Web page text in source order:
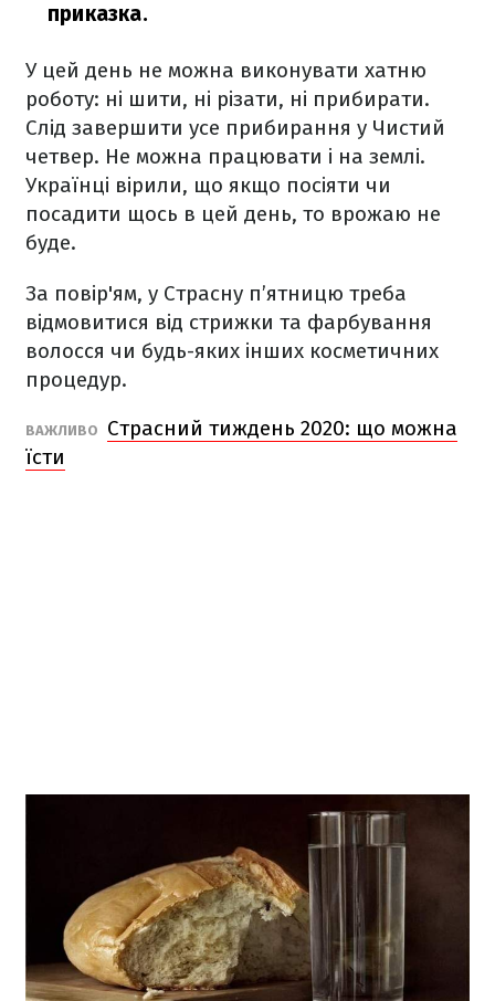
приказка.
У цей день не можна виконувати хатню
роботу: ні шити, ні різати, ні прибирати.
Слід завершити усе прибирання у Чистий
четвер. Не можна працювати і на землі.
Українці вірили, що якщо посіяти чи
посадити щось в цей день, то врожаю не
буде.
За повір'ям, у Cтрасну п’ятницю треба
відмовитися від стрижки та фарбування
волосся чи будь-яких інших косметичних
процедур.
ВАЖЛИВО
Страсний тиждень 2020: що можна
їсти